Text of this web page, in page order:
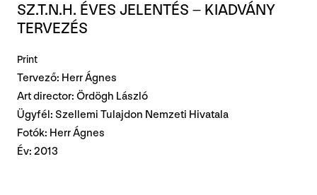
SZ.T.N.H. ÉVES JELENTÉS – KIADVÁNY
TERVEZÉS
Print
Tervező: Herr Ágnes
Art director: Ördögh László
Ügyfél: Szellemi Tulajdon Nemzeti Hivatala
Fotók: Herr Ágnes
Év: 2013